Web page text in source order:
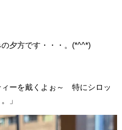
夕方です・・・。(*^^*)
ーを戴くよぉ～ 特にシロッ
」